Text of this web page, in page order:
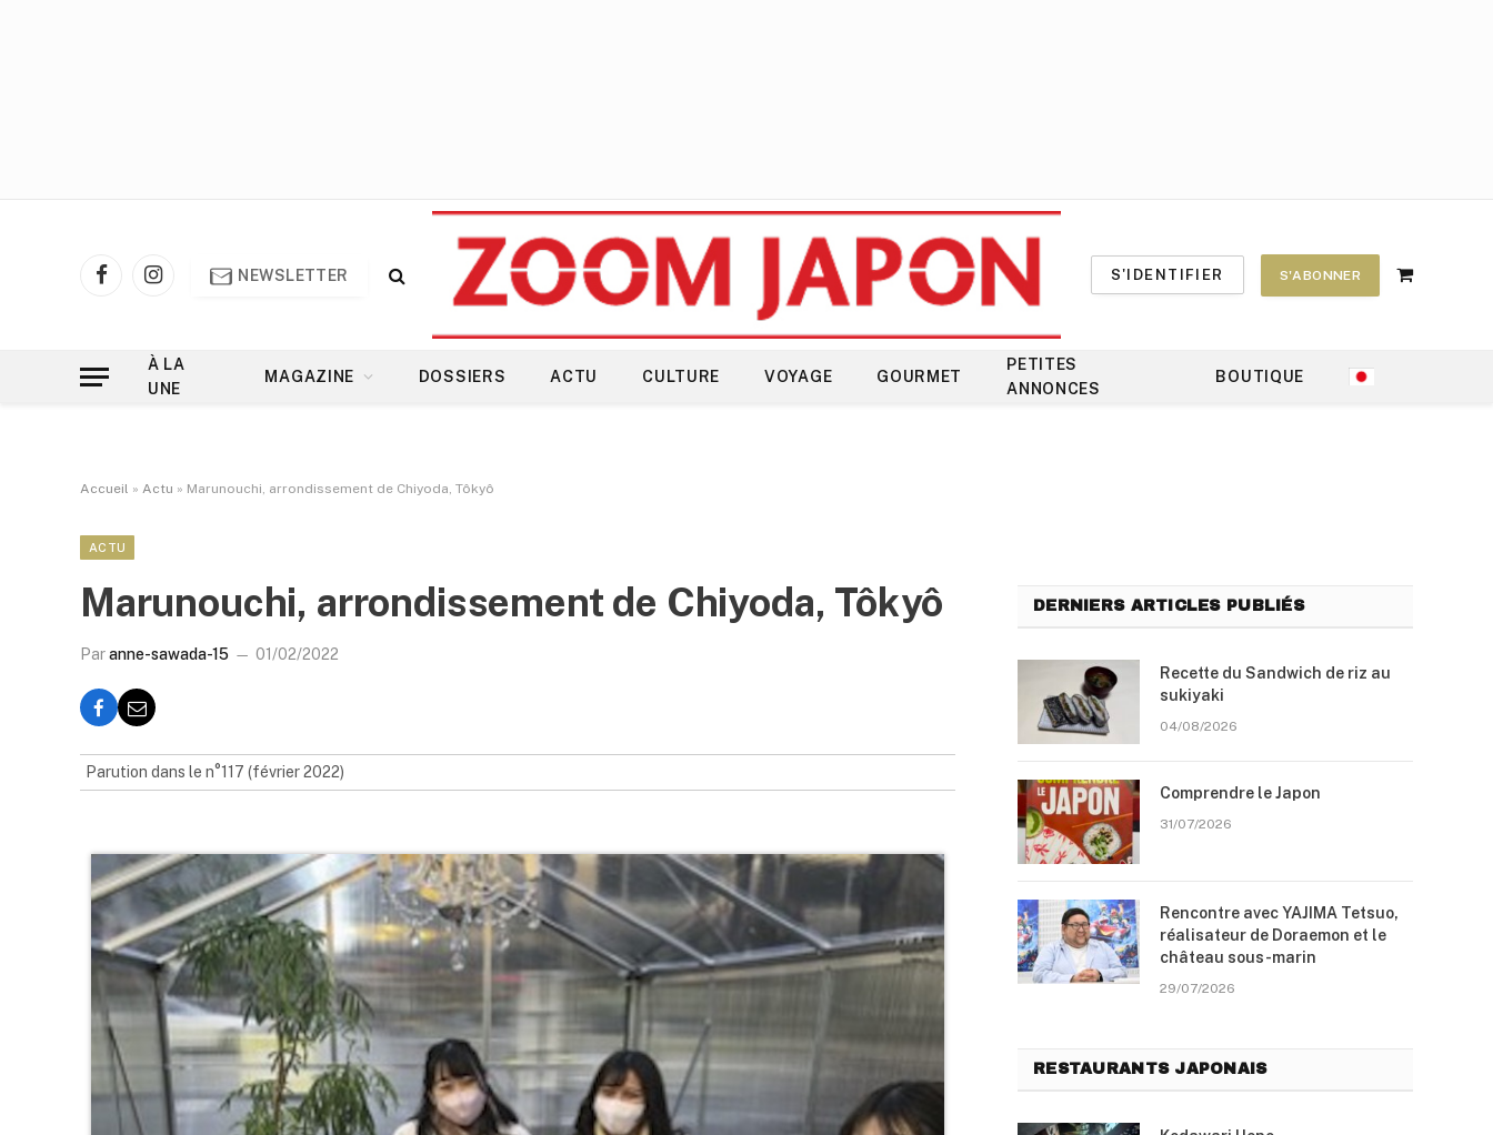
FacebookInstagram
NEWSLETTER S'IDENTIFIER S'ABONNER
Shopping
À LA
UNE
MAGAZINE DOSSIERS ACTU CULTURE VOYAGE GOURMET
PETITES
ANNONCES
BOUTIQUE
Accueil » Actu » Marunouchi, arrondissement de Chiyoda, Tôkyô
ACTU
Marunouchi, arrondissement de Chiyoda, Tôkyô
Paranne-sawada-15 01/02/2022
Parution dans le n°117 (février 2022)
DERNIERS ARTICLES PUBLIÉS
Recette du Sandwich de riz au
sukiyaki
04/08/2026
Comprendre le Japon
31/07/2026
Rencontre avec YAJIMA Tetsuo,
réalisateur de Doraemon et le
château sous-marin
29/07/2026
RESTAURANTS JAPONAIS